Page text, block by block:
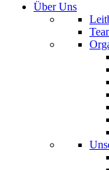
Über Uns